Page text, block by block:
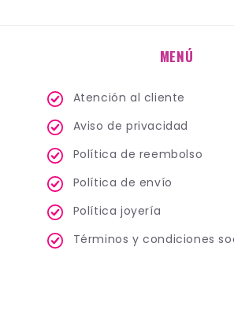
MENÚ
Atención al cliente
Aviso de privacidad
Política de reembolso
Política de envío
Política joyería
Términos y condiciones